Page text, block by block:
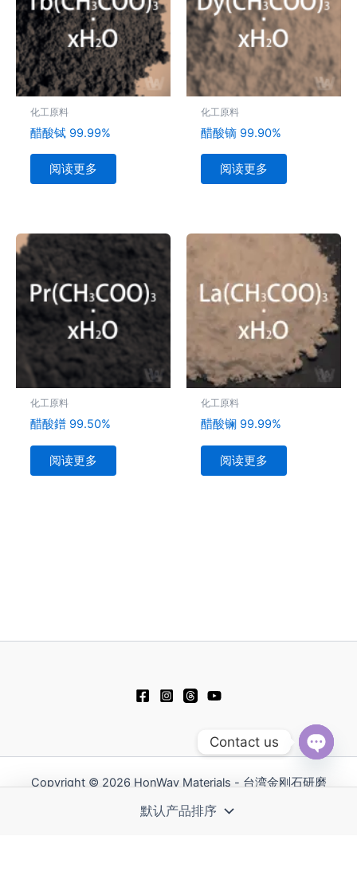
化工原料
醋酸铽 99.99%
阅读更多
化工原料
醋酸镝 99.90%
阅读更多
化工原料
醋酸鐠 99.50%
阅读更多
化工原料
醋酸镧 99.99%
阅读更多
Copyright © 2026 HonWay Materials - 台湾金刚石研磨
抛光工具领导品牌 | Powered by HonWay Materials
Contact us
Open
chaty